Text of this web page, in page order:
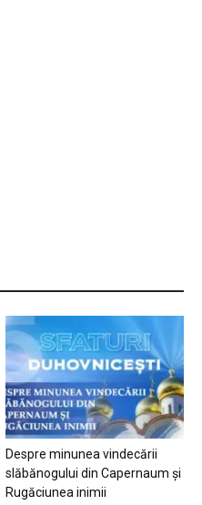
Despre minunea vindecării
slăbănogului din Capernaum și
Rugăciunea inimii